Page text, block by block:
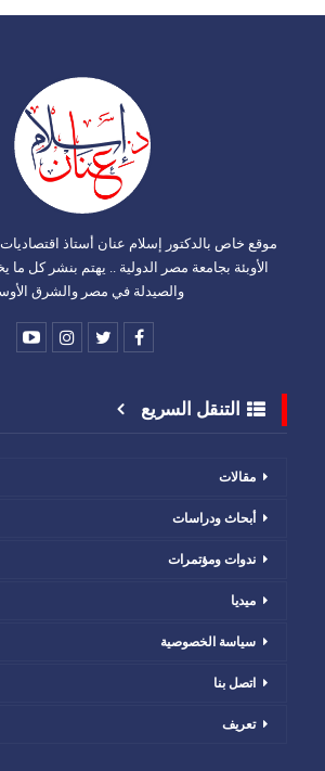
موقع خاص بالدكتور إسلام عنان أستاذ
الأوبئة بجامعة مصر الدولية .. يهتم بنشر كل
والصيدلة في مصر والشرق
التنقل السريع
مقالات
أبحاث ودراسات
ندوات ومؤتمرات
ميديا
سياسة الخصوصية
اتصل بنا
تعريف